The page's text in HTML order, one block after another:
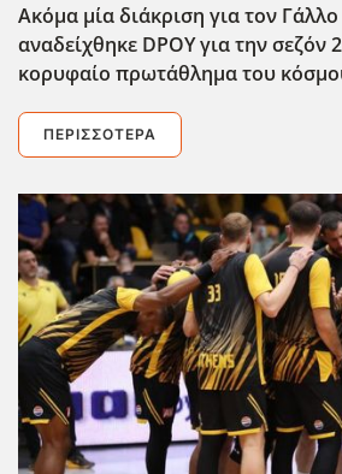
Ακόμα μία διάκριση για τον
αναδείχθηκε DPOYγια την σεζόν
κορυφαίο πρωτάθλημα του
ΠΕΡΙΣΣΌΤΕΡΑ